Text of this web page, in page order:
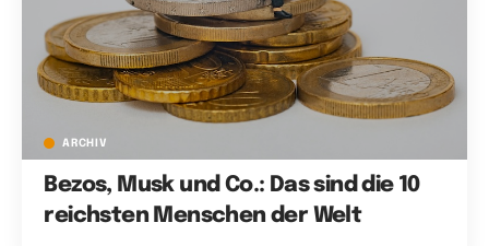
ARCHIV
Bezos, Musk und Co.: Das sind die 10
reichsten Menschen der Welt